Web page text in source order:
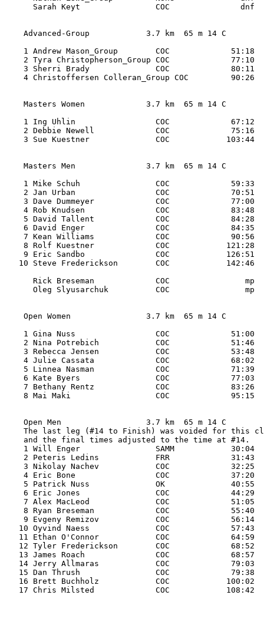
Sarah Keyt                COC               dnf
Advanced-Group            3.7 km  65 m 14 C
1 Andrew Mason_Group        COC             51:18
2 Tyra Christopherson_Group COC             77:10
3 Sherri Brady              COC             80:11
4 Christoffersen Colleran_Group COC         90:26
Masters Women             3.7 km  65 m 14 C
1 Ing Uhlin                 COC             67:12
2 Debbie Newell             COC             75:16
3 Sue Kuestner              COC            103:44
Masters Men               3.7 km  65 m 14 C
1 Mike Schuh                COC             59:33
2 Jan Urban                 COC             70:51
3 Dave Dummeyer             COC             77:00
4 Rob Knudsen               COC             83:48
5 David Tallent             COC             84:28
6 David Enger               COC             84:35
7 Kean Williams             COC             90:56
8 Rolf Kuestner             COC            121:28
9 Eric Sandbo               COC            126:51
10 Steve Frederickson        COC            142:46
Rick Breseman             COC                mp
Oleg Slyusarchuk          COC                mp
Open Women                3.7 km  65 m 14 C
1 Gina Nuss                 COC             51:00
2 Nina Potrebich            COC             51:46
3 Rebecca Jensen            COC             53:48
4 Julie Cassata             COC             68:02
5 Linnea Nasman             COC             71:39
6 Kate Byers                COC             77:03
7 Bethany Rentz             COC             83:26
8 Mai Maki                  COC             95:15
Open Men                  3.7 km  65 m 14 C
The last leg (#14 to Finish) was voided for this
and the final times adjusted to the time at #14.
1 Will Enger                SAMM            30:04
2 Peteris Ledins            FRR             31:43
3 Nikolay Nachev            COC             32:25
4 Eric Bone                 COC             37:20
5 Patrick Nuss              OK              40:55
6 Eric Jones                COC             44:29
7 Alex MacLeod              COC             51:05
8 Ryan Breseman             COC             55:40
9 Evgeny Remizov            COC             56:14
10 Oyvind Naess              COC             57:43
11 Ethan O'Connor            COC             64:59
12 Tyler Frederickson        COC             68:52
13 James Roach               COC             68:57
14 Jerry Allmaras            COC             79:03
15 Dan Thrush                COC             79:38
16 Brett Buchholz            COC            100:02
17 Chris Milsted             COC            108:42